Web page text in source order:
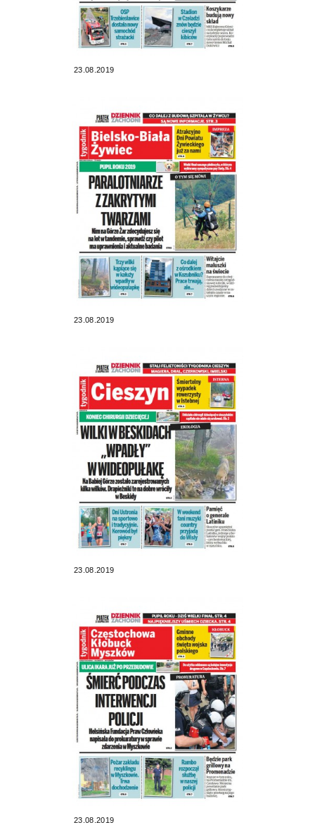
23.08.2019
23.08.2019
23.08.2019
23.08.2019